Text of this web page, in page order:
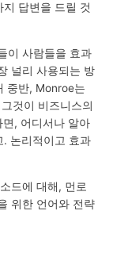
답변을 드릴 것
이 사람들을 효과
널리 사용되는 방
중반, Monroe는
것이 비즈니스의
, 어디서나 알아
. 논리적이고 효과
드에 대해, 먼로
위한 언어와 전략